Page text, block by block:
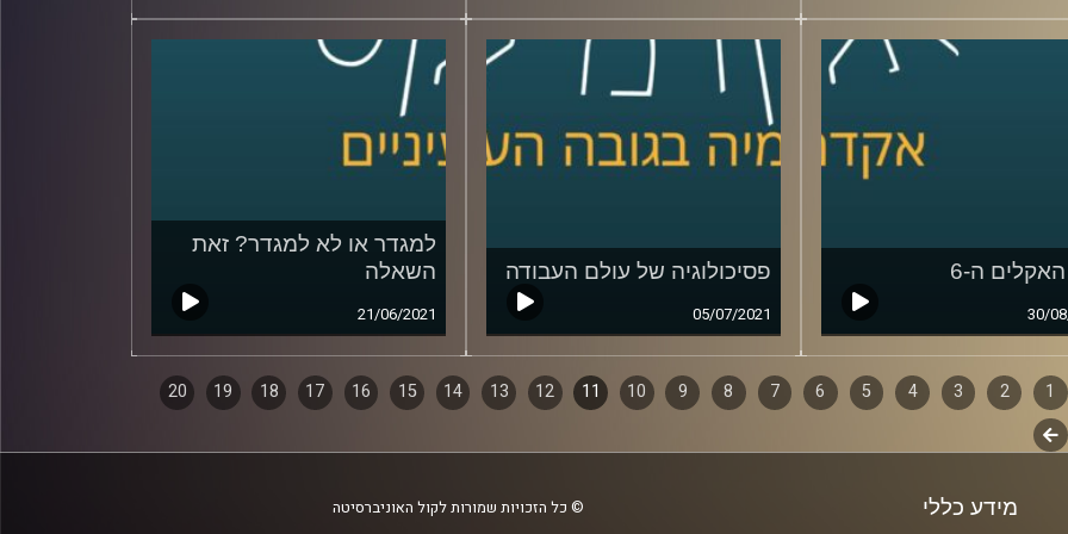
ה-6
30/
פסיכולוגיה של עולם העבודה
05/07/2021
למגדר או לא למגדר? זאת
השאלה
21/06/2021
1
2
3
4
5
6
7
8
9
10
11
12
13
14
15
16
17
18
19
20
לשלב
מידע כללי © כל הזכויות שמורות לקול האוניברסיטה